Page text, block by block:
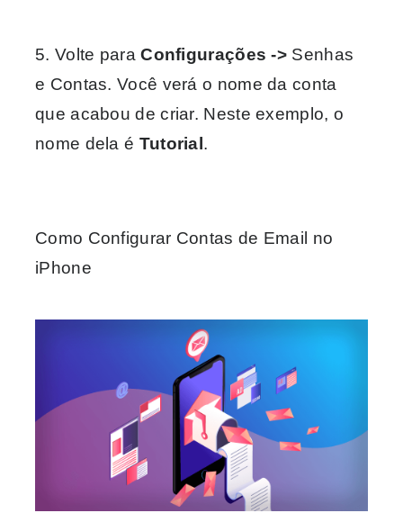
5. Volte paraConfigurações -> Senhas
e Contas. Você verá o nome da conta
que acabou de criar. Neste exemplo, o
nome dela é Tutorial.
Como Configurar Contas de Email no
iPhone